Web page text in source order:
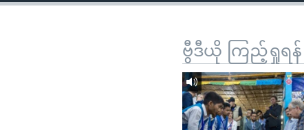
ဗွီဒီယို ကြည့်ရှုရန်